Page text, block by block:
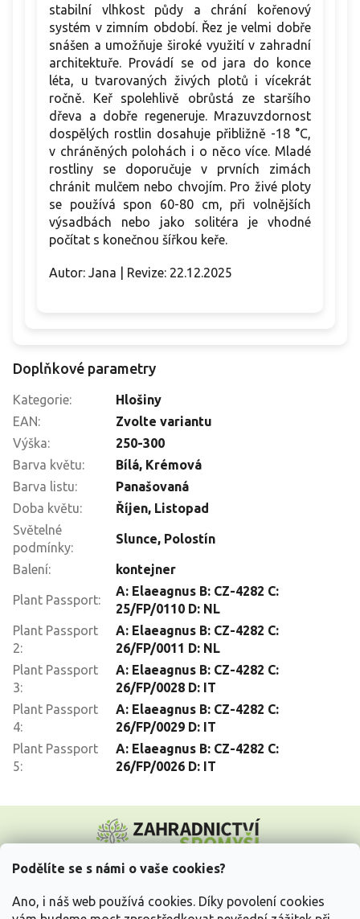
Podělíte se s námi o vaše cookies?
Ano, i náš web používá cookies. Díky povolení cookies
stabilní vlhkost půdy a chrání kořenový
systém v zimním období. Řez je velmi dobře
snášen a umožňuje široké využití v zahradní
architektuře. Provádí se od jara do konce
léta, u tvarovaných živých plotů i vícekrát
ročně. Keř spolehlivě obrůstá ze staršího
dřeva a dobře regeneruje. Mrazuvzdornost
dospělých rostlin dosahuje přibližně -18 °C,
v chráněných polohách i o něco více. Mladé
rostliny se doporučuje v prvních zimách
chránit mulčem nebo chvojím. Pro živé ploty
se používá spon 60-80 cm, při volnějších
výsadbách nebo jako solitéra je vhodné
počítat s konečnou šířkou keře.
Autor: Jana | Revize: 22.12.2025
Doplňkové parametry
Kategorie:
Hlošiny
EAN:
Zvolte variantu
Výška:
250-300
Barva květu: Bílá, Krémová
Barva listu:
Panašovaná
Doba květu: Říjen, Listopad
Světelné
podmínky:
Slunce, Polostín
Balení: kontejner
Plant Passport:
A: Elaeagnus B: CZ-4282 C:
25/FP/0110 D: NL
Plant Passport
2:
A: Elaeagnus B: CZ-4282 C:
26/FP/0011 D: NL
Plant Passport
3:
A: Elaeagnus B: CZ-4282 C:
26/FP/0028 D: IT
Plant Passport
4:
A: Elaeagnus B: CZ-4282 C:
26/FP/0029 D: IT
Plant Passport
5:
A: Elaeagnus B: CZ-4282 C:
26/FP/0026 D: IT
p
Vše o nákupu